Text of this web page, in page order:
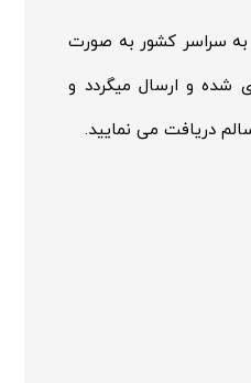
سراسر کشور به صورت
شده و ارسال میگردد و
دریافت می نمایید.